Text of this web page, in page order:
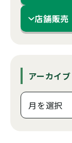
店舗販売
アーカイブ